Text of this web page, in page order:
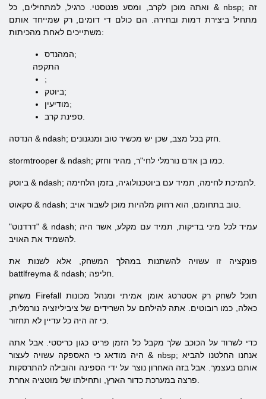
ואתה מוכן לקרב, ומסע פנטסטי. כרגיל, למתחילים, כל & nbsp; זה
מתחיל ביצירת דמות ובחירה. הם כולם די דומים, רק שמייחד אותם
משתייכים לאחת מהכיתות:
המהנדס;
התקפה
;
ביוטק;
מודיעין;
"דרדנוט" & ndash; עמיד לכל מיני בדיקות, תמיד עם מקלע, אשר היה
פונקציה זו עשויה להשתנות במהלך המשחק, אלא לשנות את
משחק Firefall תוכל לשחק רק אסטרטג אומן אמיתי ומנהל מכונות
כאלה, כמו רובוטים. אתה להילחם על השרידים של ציביליזציה נורמלית,
כדי לשרוד על הכוכב שלך מקבל כל הזמן פריט כגון כריסטי. אבל אתה
היה מודאג כי האספקה ​​עשויה לעצור & nbsp; אנחנו החלטנו להביא
אותם בעצמך. אבל בזה האחרון נוצר על ידי הספינה והובילה להתרסקות